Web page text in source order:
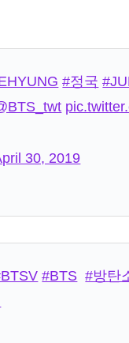
#정국
30, 2019
#BTS ⁠ ⁠#방탄